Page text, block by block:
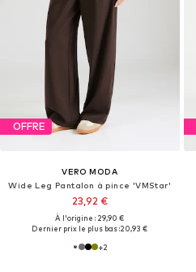
OFFRE
VERO MODA
Wide Leg Pantalon à pince 'VMStar'
23,92 €
À l'origine : 29,90 €
Dernier prix le plus bas :20,93 €
+2